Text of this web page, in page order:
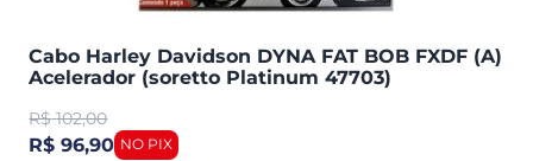
Cabo Harley Davidson DYNA FAT BOB FXDF (A)
Acelerador (soretto Platinum 47703)
R$ 102,00
R$ 96,90